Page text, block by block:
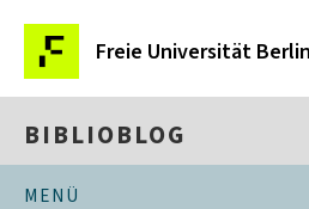
Freie Universität Berlin
BIBLIOBLOG
MENÜ